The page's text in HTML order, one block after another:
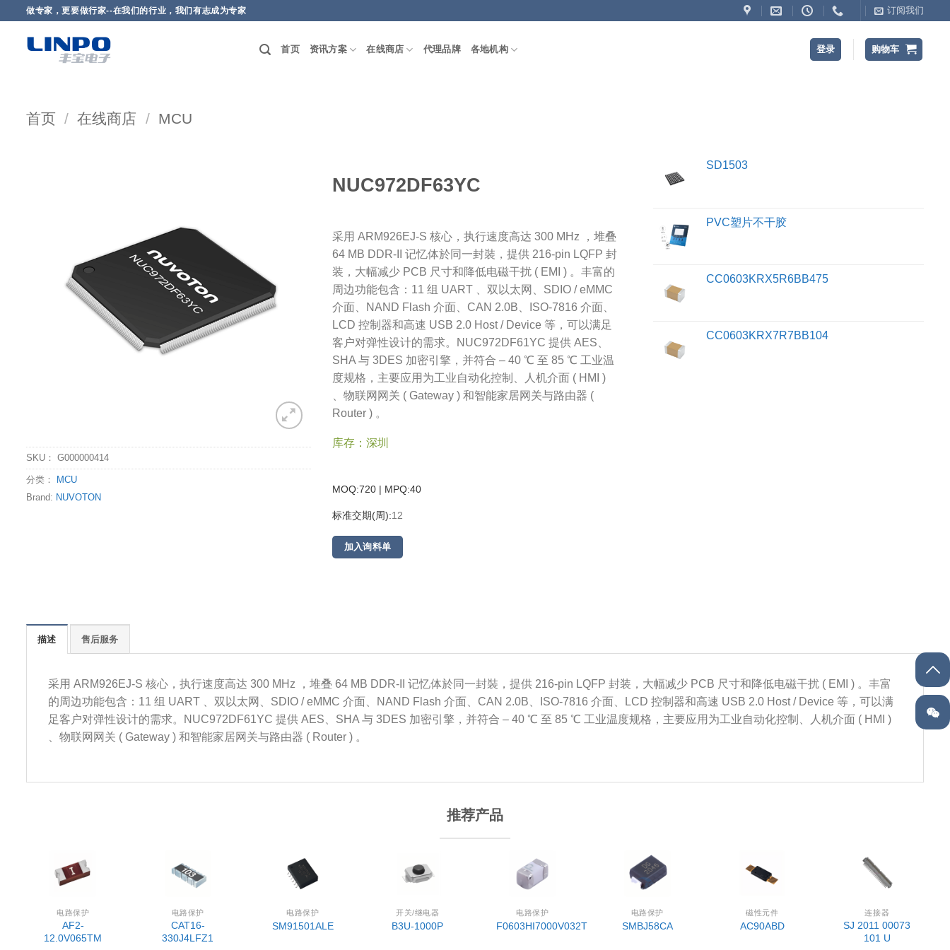
做专家，更要做行家--在我们的行业，我们有志成为专家 订阅我们
首页 资讯方案 在线商店 代理品牌 各地机构 登录 购物车
首页 / 在线商店 / MCU
SKU： G000000414
分类：
MCU
Brand: NUVOTON
NUC972DF63YC
采用 ARM926EJ-S 核心，执行速度高达 300 MHz ，堆叠
64 MB DDR-II 记忆体於同一封裝，提供 216-pin LQFP 封
装，大幅减少 PCB 尺寸和降低电磁干扰 ( EMI ) 。丰富的
周边功能包含：11 组 UART 、双以太网、SDIO / eMMC
介面、NAND Flash 介面、CAN 2.0B、ISO-7816 介面、
LCD 控制器和高速 USB 2.0 Host / Device 等，可以满足
客户对弹性设计的需求。NUC972DF61YC 提供 AES、
SHA 与 3DES 加密引擎，并符合 – 40 ℃ 至 85 ℃ 工业温
度规格，主要应用为工业自动化控制、人机介面 ( HMI )
、物联网网关 ( Gateway ) 和智能家居网关与路由器 (
Router ) 。
库存：深圳
MOQ:720 | MPQ:40
标准交期(周):12
加入询料单
SD1503
PVC塑片不干胶
CC0603KRX5R6BB475
CC0603KRX7R7BB104
描述 售后服务
采用 ARM926EJ-S 核心，执行速度高达 300 MHz ，堆叠 64 MB DDR-II 记忆体於同一封裝，提供 216-pin LQFP 封装，大幅减少 PCB 尺寸和降低电磁干扰 ( EMI ) 。丰富
的周边功能包含：11 组 UART 、双以太网、SDIO / eMMC 介面、NAND Flash 介面、CAN 2.0B、ISO-7816 介面、LCD 控制器和高速 USB 2.0 Host / Device 等，可以满
足客户对弹性设计的需求。NUC972DF61YC 提供 AES、SHA 与 3DES 加密引擎，并符合 – 40 ℃ 至 85 ℃ 工业温度规格，主要应用为工业自动化控制、人机介面 ( HMI )
、物联网网关 ( Gateway ) 和智能家居网关与路由器 ( Router ) 。
推荐产品
电路保护
AF2-
12.0V065TM
电路保护
CAT16-
330J4LFZ1
电路保护
SM91501ALE
开关/继电器
B3U-1000P
电路保护
F0603HI7000V032T
电路保护
SMBJ58CA
磁性元件
AC90ABD
连接器
SJ 2011 00073
101 U